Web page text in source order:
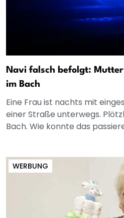
Navi falsch befolgt:
im Bach
Eine Frau ist nachts mit
einer Straße unterwegs.
Bach. Wie konnte das
WERBUNG